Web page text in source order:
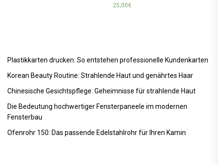
25,00€
Plastikkarten drucken: So entstehen professionelle Kundenkarten
Korean Beauty Routine: Strahlende Haut und genährtes Haar
Chinesische Gesichtspflege: Geheimnisse für strahlende Haut
Die Bedeutung hochwertiger Fensterpaneele im modernen
Fensterbau
Ofenrohr 150: Das passende Edelstahlrohr für Ihren Kamin